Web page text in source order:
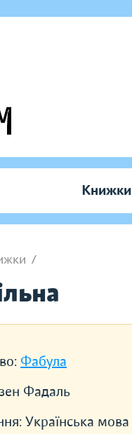
Книжки
/
Фабула
Фадаль
Українська мова